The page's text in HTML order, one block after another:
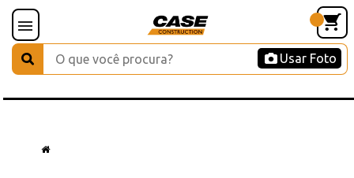
Usar Foto